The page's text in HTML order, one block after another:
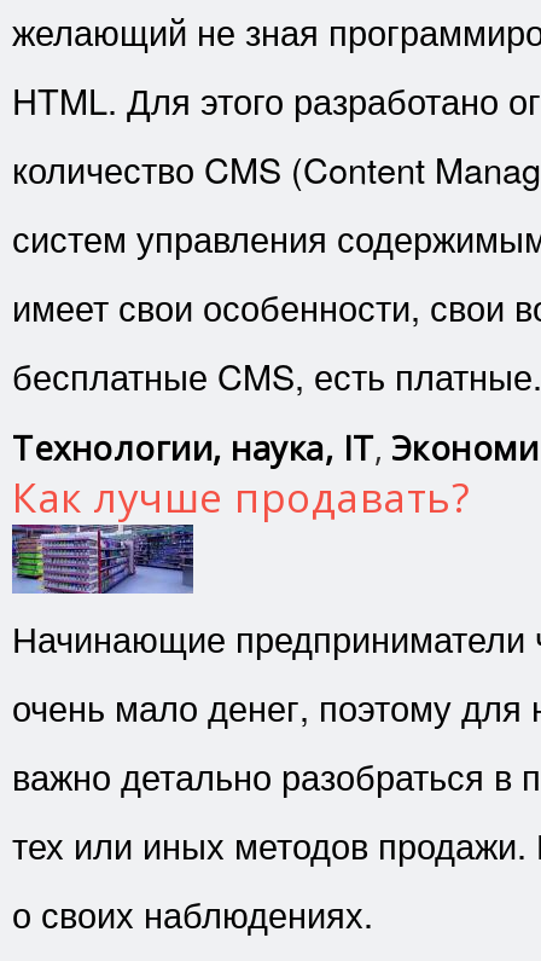
желающий не зная
HTML. Для этого разработано
количество CMS (Content
систем управления
имеет свои особенности, свои
бесплатные CMS, есть платные.
Технологии, наука, IT,
Как лучше продавать?
Начинающие предприниматели
очень мало денег, поэтому для
важно детально разобраться в
тех или иных методов
о своих наблюдениях.